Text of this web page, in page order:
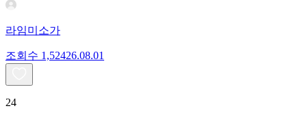
라임미소가
조회수 1,52426.08.01
24